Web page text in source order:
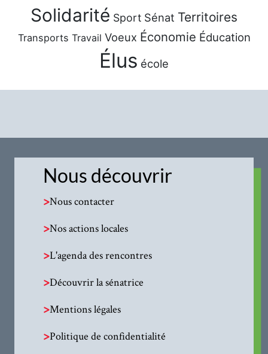
Solidarité Sport Sénat Territoires
Transports Travail Voeux Économie Éducation
Élus école
Nous découvrir
>Nous contacter
>Nos actions locales
>L'agenda des rencontres
>Découvrir la sénatrice
>Mentions légales
>Politique de confidentialité